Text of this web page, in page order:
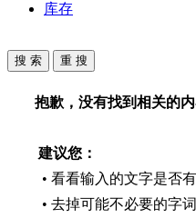
库存
抱歉，没有找到相关的内
建议您：
• 看看输入的文字是否
• 去掉可能不必要的字